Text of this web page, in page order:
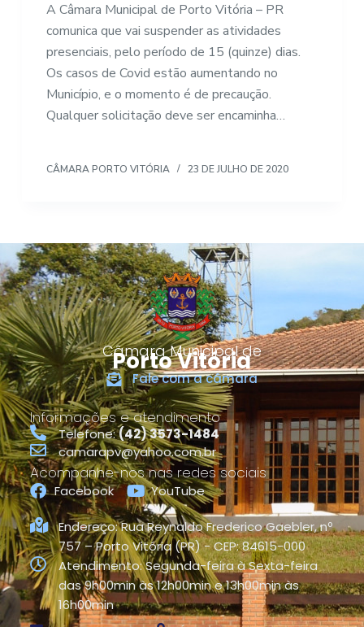
A Câmara Municipal de Porto Vitória – PR
comunica que vai suspender as atividades
presenciais, pelo período de 15 (quinze) dias.
Os casos de Covid estão aumentando no
Município, e o momento é de precaução.
Qualquer solicitação deve ser encaminha…
CÂMARA PORTO VITÓRIA 23 DE JULHO DE 2020
Câmara Municipal de
Porto Vitória
Fale com a câmara
Informações e atendimento
Telefone:(42) 3573-1484
camarapv@yahoo.com.br
Acompanhe-nos nas redes sociais
Facebook YouTube
Endereço: Rua Reynaldo Frederico Gaebler, nº
757 – Porto Vitória (PR) - CEP: 84615-000
Atendimento: Segunda-feira à Sexta-feira
das 9h00min às 12h00min e 13h00min às
16h00min